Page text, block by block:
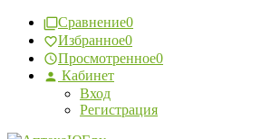
Сравнение0
Избранное0
Просмотренное0
Кабинет
Вход
Регистрация